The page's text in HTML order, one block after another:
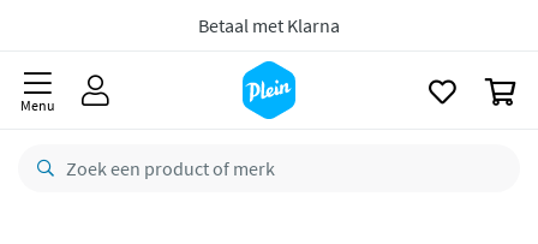
Betaal met Klarna
Menu